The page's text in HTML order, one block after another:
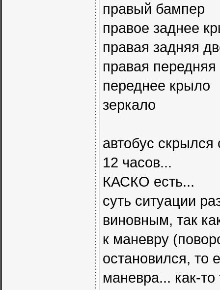
правый бампер
правое заднее
правая задняя
правая
переднее крыло
зеркало
автобус
12 часов...
КАСКО есть...
суть ситуации
виновным, так
к маневру
остановился, то
маневра... как-